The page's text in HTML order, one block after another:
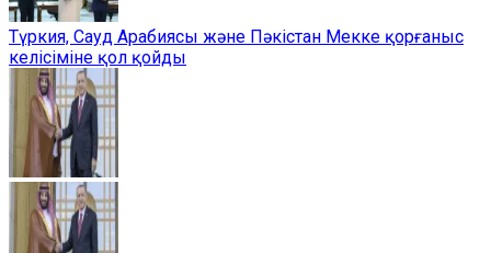
Түркия, Сауд Арабиясы және Пәкістан Мекке қорғаныс
келісіміне қол қойды